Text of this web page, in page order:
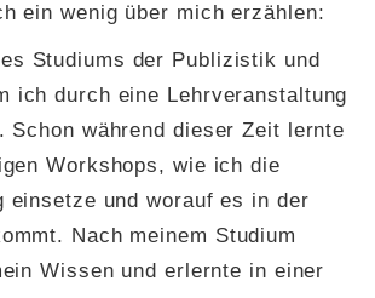
ein wenig über mich erzählen:
Studiums der Publizistik und
ich durch eine Lehrveranstaltung
Schon während dieser Zeit lernte
Workshops, wie ich die
einsetze und worauf es in der
Nach meinem Studium
Wissen und erlernte in einer